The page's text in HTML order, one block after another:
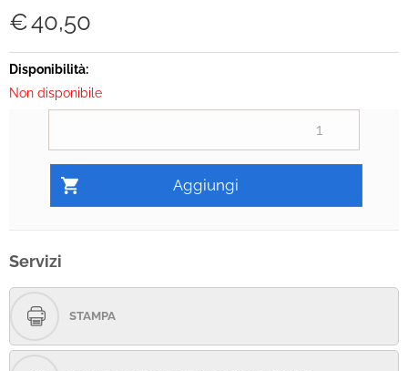
€40,50
Disponibilità:
Non disponibile
Servizi
STAMPA